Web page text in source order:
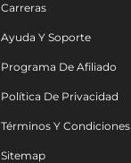
Carreras
Ayuda Y Soporte
Programa De Afiliado
Política De Privacidad
Términos Y Condiciones
Sitemap